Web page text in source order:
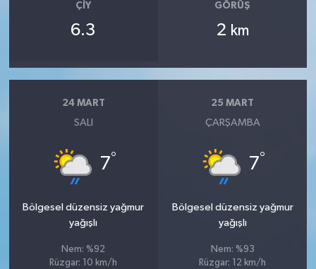
ÇIY
6.3
GÖRÜŞ
2 km
24 MART
SALI
7°
Bölgesel düzensiz yağmur
yağışlı
Nem: %92
Rüzgar: 10 km/h
25 MART
ÇARŞAMBA
7°
Bölgesel düzensiz yağmur
yağışlı
Nem: %93
Rüzgar: 12 km/h